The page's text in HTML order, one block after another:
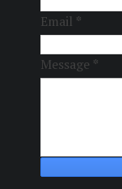
Email *
Message *